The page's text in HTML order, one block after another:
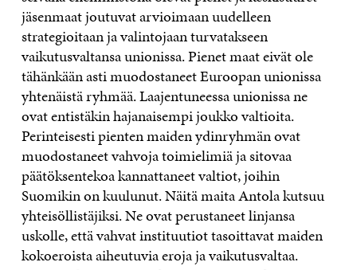
jäsenmaat joutuvat arvioimaan uudelleen
strategioitaan ja valintojaan turvatakseen
vaikutusvaltansa unionissa. Pienet maat eivät ole
tähänkään asti muodostaneet Euroopan unionissa
yhtenäistä ryhmää. Laajentuneessa unionissa ne
ovat entistäkin hajanaisempi joukko valtioita.
Perinteisesti pienten maiden ydinryhmän ovat
muodostaneet vahvoja toimielimiä ja sitovaa
päätöksentekoa kannattaneet valtiot, joihin
Suomikin on kuulunut. Näitä maita Antola kutsuu
yhteisöllistäjiksi. Ne ovat perustaneet linjansa
uskolle, että vahvat instituutiot tasoittavat maiden
kokoeroista aiheutuvia eroja ja vaikutusvaltaa.